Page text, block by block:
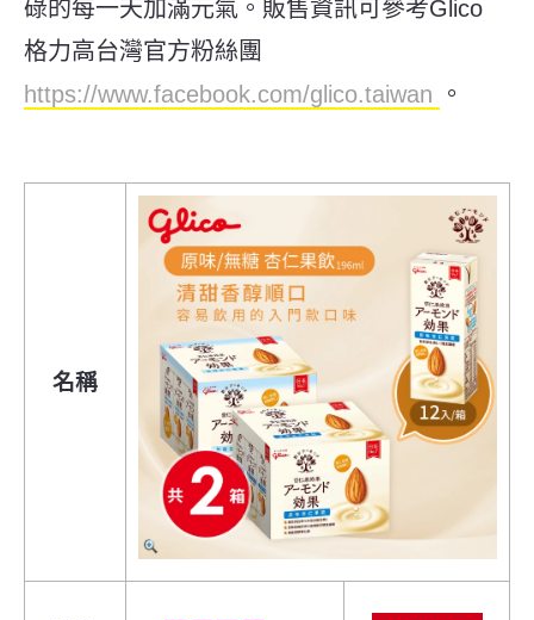
碌的每一天加滿元氣。販售資訊可參考Glico
格力高台灣官方粉絲團
https://www.facebook.com/glico.taiwan
。
名稱